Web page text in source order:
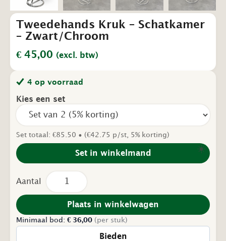
Tweedehands Kruk – Schatkamer
– Zwart/Chroom
€ 45,00 (excl. btw)
4 op voorraad
Kies een set
Set totaal: €85.50 • (€42.75 p/st, 5% korting)
Set in winkelmand
Tweedehands
Kruk
–
Schatkamer
Zwart/Chroom
Plaats in winkelwagen
Minimaal bod: € 36,00 (per stuk)
Bieden
☀️